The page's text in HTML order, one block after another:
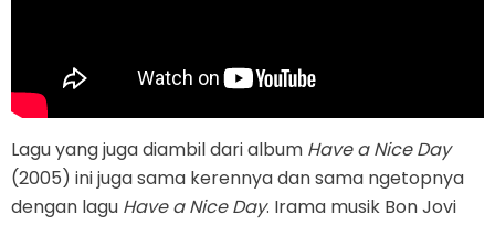
Lagu yang juga diambil dari album Have a Nice Day
(2005) ini juga sama kerennya dan sama ngetopnya
dengan lagu Have a Nice Day. Irama musik Bon Jovi